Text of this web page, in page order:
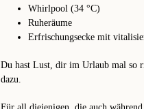
Whirlpool (34 °C)
Ruheräume
Erfrischungsecke mit
Du hast Lust, dir im Urlaub mal so
dazu.